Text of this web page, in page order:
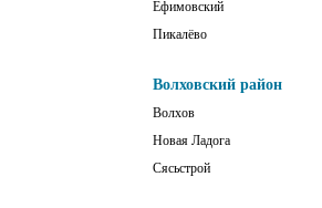
Ефимовский
Пикалёво
Волховский район
Волхов
Новая Ладога
Сясьстрой